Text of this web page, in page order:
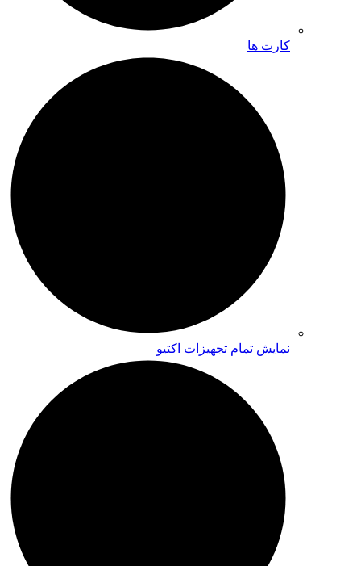
کارت ها
نمایش تمام تجهیزات اکتیو